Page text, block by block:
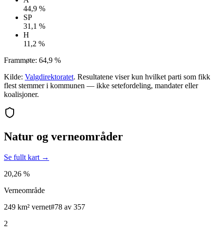
44,9 %
SP
31,1 %
H
11,2 %
Frammøte: 64,9 %
Kilde: Valgdirektoratet. Resultatene viser kun hvilket parti som fikk
flest stemmer i kommunen — ikke setefordeling, mandater eller
koalisjoner.
Natur og verneområder
Se fullt kart →
20,26 %
Verneområde
249 km² vernet#78 av 357
2